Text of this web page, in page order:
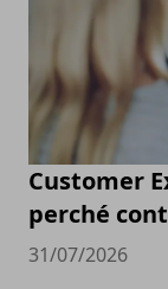
Customer
perché
31/07/2026